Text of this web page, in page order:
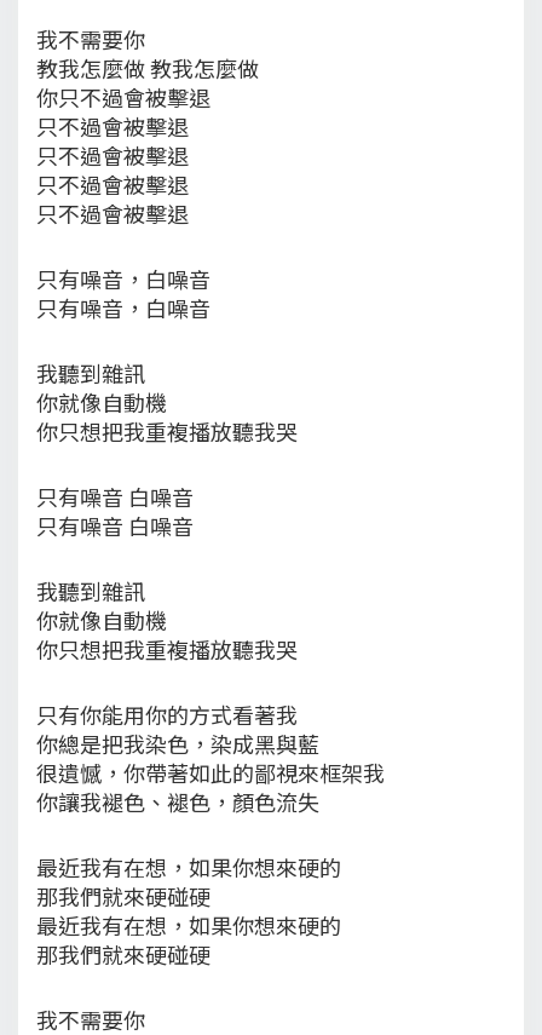
我不需要你
教我怎麼做 教我怎麼做
你只不過會被擊退
只不過會被擊退
只不過會被擊退
只不過會被擊退
只不過會被擊退
只有噪音，白噪音
只有噪音，白噪音
我聽到雜訊
你就像自動機
你只想把我重複播放聽我哭
只有噪音 白噪音
只有噪音 白噪音
我聽到雜訊
你就像自動機
你只想把我重複播放聽我哭
只有你能用你的方式看著我
你總是把我染色，染成黑與藍
很遺憾，你帶著如此的鄙視來框架我
你讓我褪色、褪色，顏色流失
最近我有在想，如果你想來硬的
那我們就來硬碰硬
最近我有在想，如果你想來硬的
那我們就來硬碰硬
我不需要你